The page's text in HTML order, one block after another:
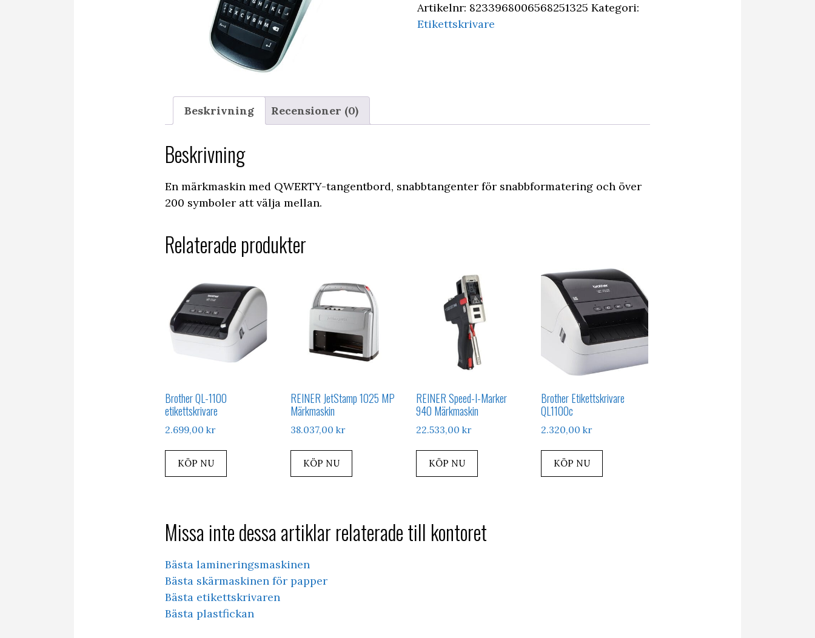
Artikelnr: 8233968006568251325 Kategori:
Etikettskrivare
Beskrivning Recensioner (0)
Beskrivning
En märkmaskin med QWERTY-tangentbord, snabbtangenter för snabbformatering och över
200 symboler att välja mellan.
Relaterade produkter
Brother QL-1100
etikettskrivare
2.699,00 kr
KÖP NU
REINER JetStamp 1025 MP
Märkmaskin
38.037,00 kr
KÖP NU
REINER Speed-I-Marker
940 Märkmaskin
22.533,00 kr
KÖP NU
Brother Etikettskrivare
QL1100c
2.320,00kr
KÖP NU
Missa inte dessa artiklar relaterade till kontoret
Bästa lamineringsmaskinen
Bästa skärmaskinen för papper
Bästa etikettskrivaren
Bästa plastfickan